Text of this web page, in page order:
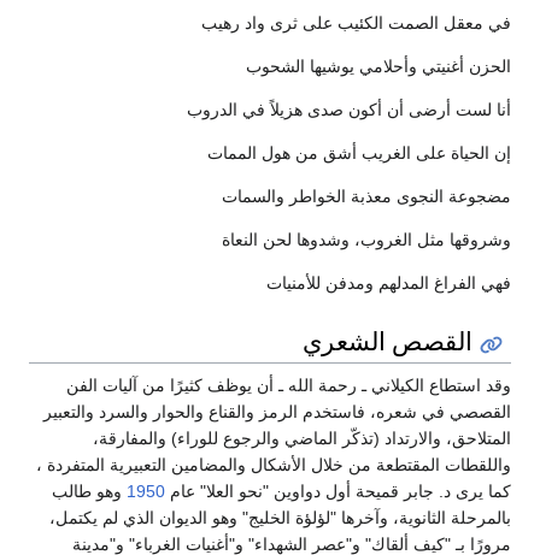
في معقل الصمت الكئيب على ثرى واد رهيب
الحزن أغنيتي وأحلامي يوشيها الشحوب
أنا لست أرضى أن أكون صدى هزيلاً في الدروب
إن الحياة على الغريب أشق من هول الممات
مضجوعة النجوى معذبة الخواطر والسمات
وشروقها مثل الغروب، وشدوها لحن النعاة
فهي الفراغ المدلهم ومدفن للأمنيات
القصص الشعري
وقد استطاع الكيلاني ـ رحمة الله ـ أن يوظف كثيرًا من آليات الفن
القصصي في شعره، فاستخدم الرمز والقناع والحوار والسرد والتعبير
المتلاحق، والارتداد (تذكّر الماضي والرجوع للوراء) والمفارقة،
واللقطات المقتطعة من خلال الأشكال والمضامين التعبيرية المتفردة ،
كما يرى د. جابر قميحة أول دواوين "نحو العلا" عام 1950 وهو طالب
بالمرحلة الثانوية، وآخرها "لؤلؤة الخليج" وهو الديوان الذي لم يكتمل،
مرورًا بـ "كيف ألقاك" و"عصر الشهداء" و"أغنيات الغرباء" و"مدينة